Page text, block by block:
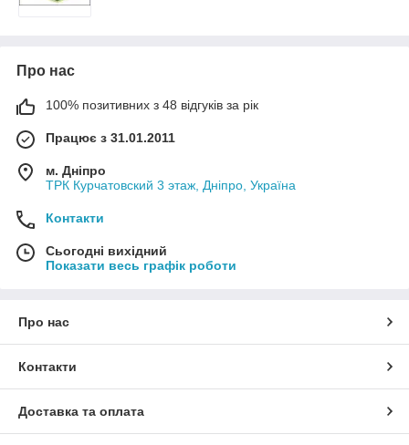
Про нас
100% позитивних з 48 відгуків за рік
Працює з 31.01.2011
м. Дніпро
ТРК Курчатовский 3 этаж, Дніпро, Україна
Контакти
Сьогодні вихідний
Показати весь графік роботи
Про нас
Контакти
Доставка та оплата